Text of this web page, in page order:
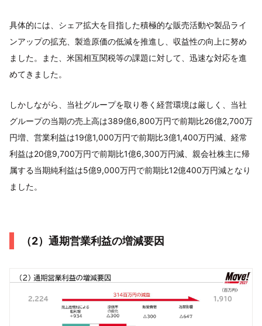
具体的には、シェア拡大を目指した積極的な販売活動や製品ライ
ンアップの拡充、製造原価の低減を推進し、収益性の向上に努め
ました。また、米国相互関税等の課題に対して、迅速な対応を進
めてきました。
しかしながら、当社グループを取り巻く経営環境は厳しく、当社
グループの当期の売上高は389億6,800万円で前期比26億2,700万
円増、営業利益は19億1,000万円で前期比3億1,400万円減、経常
利益は20億9,700万円で前期比1億6,300万円減、親会社株主に帰
属する当期純利益は5億9,000万円で前期比12億400万円減となり
ました。
（2）通期営業利益の増減要因